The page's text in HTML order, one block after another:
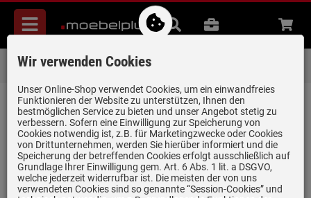
Menü
Suche
B2B Beratung
Über 85.000 positive Bewertungen
zurück zum Artikel
Bewertungen
0 Bewertungen
Wir verwenden Cookies
Unser Online-Shop verwendet Cookies, um ein einwandfreies
Funktionieren der Website zu unterstützen, Ihnen den
bestmöglichen Service zu bieten und unser Angebot stetig zu
verbessern. Sofern eine Einwilligung zur Speicherung von
Cookies notwendig ist, z.B. für Marketingzwecke oder Cookies
von Drittunternehmen, werden Sie hierüber informiert und die
Speicherung der betreffenden Cookies erfolgt ausschließlich auf
Grundlage Ihrer Einwilligung gem. Art. 6 Abs. 1 lit. a DSGVO,
welche jederzeit widerrufbar ist. Die meisten der von uns
verwendeten Cookies sind so genannte “Session-Cookies” und